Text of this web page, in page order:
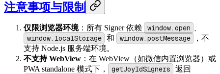
注意事项与限制
仅限浏览器环境：所有 Signer 依赖 window.open
window.localStorage 和 window.postMessage
，不
支持 Node.js 服务端环境。
不支持 WebView ：在 WebView（如微信内置浏览器）或
PWA standalone 模式下，
getJoyIdSigners 返回